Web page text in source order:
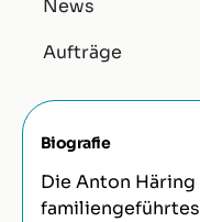
News
Aufträge
Biografie
Die Anton Häring